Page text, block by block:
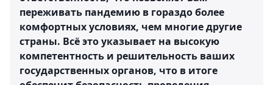
переживать пандемию в гораздо более
комфортных условиях, чем многие другие
страны. Всё это указывает на высокую
компетентность и решительность ваших
государственных органов, что в итоге